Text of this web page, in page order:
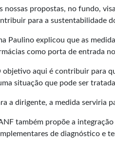
nossas propostas, no fundo,
para a sustentabilidade
Paulino explicou que as
como porta de entrada no
objetivo aqui é contribuir para
situação que pode ser
a dirigente, a medida serviria
também propõe a
de diagnóstico e